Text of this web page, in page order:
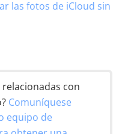
las fotos de iCloud sin
con
Comuníquese
equipo de